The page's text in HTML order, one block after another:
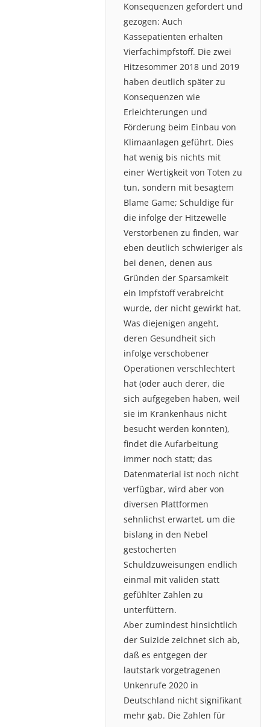
Konsequenzen gefordert und
gezogen: Auch
Kassepatienten erhalten
Vierfachimpfstoff. Die zwei
Hitzesommer 2018 und 2019
haben deutlich später zu
Konsequenzen wie
Erleichterungen und
Förderung beim Einbau von
Klimaanlagen geführt. Dies
hat wenig bis nichts mit
einer Wertigkeit von Toten zu
tun, sondern mit besagtem
Blame Game; Schuldige für
die infolge der Hitzewelle
Verstorbenen zu finden, war
eben deutlich schwieriger als
bei denen, denen aus
Gründen der Sparsamkeit
ein Impfstoff verabreicht
wurde, der nicht gewirkt hat.
Was diejenigen angeht,
deren Gesundheit sich
infolge verschobener
Operationen verschlechtert
hat (oder auch derer, die
sich aufgegeben haben, weil
sie im Krankenhaus nicht
besucht werden konnten),
findet die Aufarbeitung
immer noch statt; das
Datenmaterial ist noch nicht
verfügbar, wird aber von
diversen Plattformen
sehnlichst erwartet, um die
bislang in den Nebel
gestocherten
Schuldzuweisungen endlich
einmal mit validen statt
gefühlter Zahlen zu
unterfüttern.
Aber zumindest hinsichtlich
der Suizide zeichnet sich ab,
daß es entgegen der
lautstark vorgetragenen
Unkenrufe 2020 in
Deutschland nicht signifikant
mehr gab. Die Zahlen für